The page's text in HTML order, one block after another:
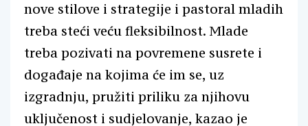
nove stilove i strategije i pastoral mladih
treba steći veću fleksibilnost. Mlade
treba pozivati na povremene susrete i
događaje na kojima će im se, uz
izgradnju, pružiti priliku za njihovu
uključenost i sudjelovanje, kazao je